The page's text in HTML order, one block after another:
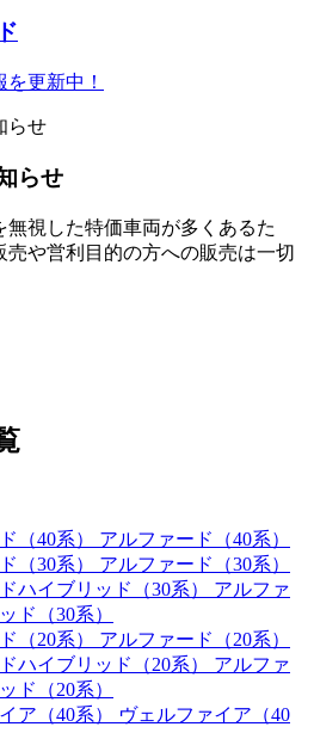
更新中！
らせ
無視した特価車両が多くあるた
売や営利目的の方への販売は一切
アルファード（40系）
アルファード（30系）
アルファ
ド（30系）
アルファード（20系）
アルファ
ド（20系）
ヴェルファイア（40